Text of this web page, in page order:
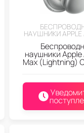
НАУШНИКИ APPLE
наушники Apple
Max (Lightning)